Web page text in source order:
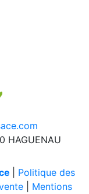
HAGUENAU
Politique des
| Mentions